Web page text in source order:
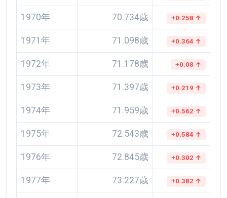
1970年 70.734歳 +0.258 ↑
1971年 71.098歳 +0.364 ↑
1972年 71.178歳 +0.08 ↑
1973年 71.397歳 +0.219 ↑
1974年 71.959歳 +0.562 ↑
1975年 72.543歳 +0.584 ↑
1976年 72.845歳 +0.302 ↑
1977年 73.227歳 +0.382 ↑